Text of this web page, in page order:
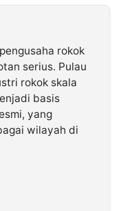
rokok
serius. Pulau
rokok skala
basis
yang
wilayah di